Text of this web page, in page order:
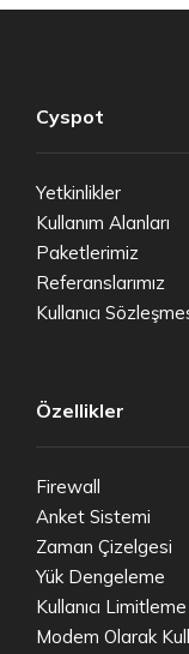
Cyspot
Yetkinlikler
Kullanım Alanları
Paketlerimiz
Referanslarımız
Kullanıcı
Özellikler
Firewall
Anket Sistemi
Zaman Çizelgesi
Yük Dengeleme
Kullanıcı Limitleme
Modem Olarak